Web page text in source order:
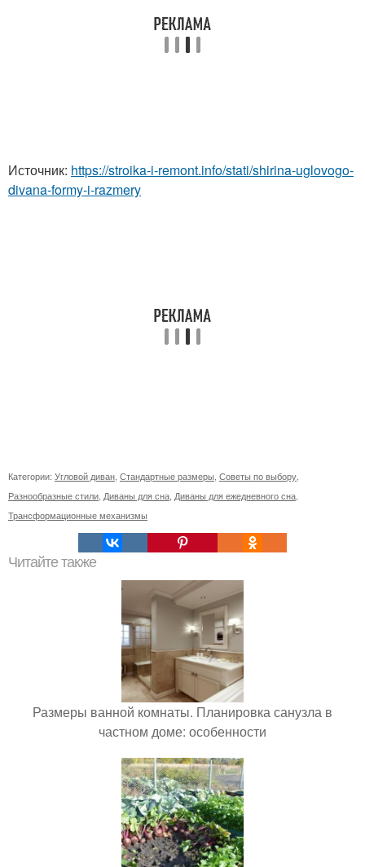
Источник: https://stroika-i-remont.info/stati/shirina-uglovogo-
divana-formy-i-razmery
Категории: Угловой диван, Стандартные размеры, Советы по выбору,
Разнообразные стили, Диваны для сна, Диваны для ежедневного сна,
Трансформационные механизмы
Читайте также
Размеры ванной комнаты. Планировка санузла в
частном доме: особенности